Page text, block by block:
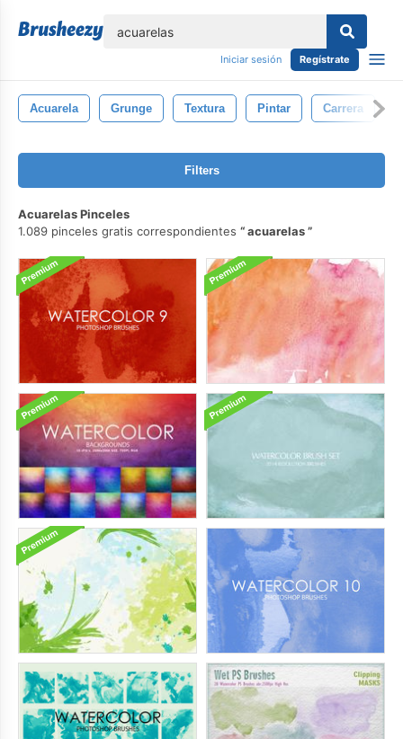
Iniciar sesión Regístrate
Acuarela Grunge Textura Pintar Carrera
Filters
Acuarelas Pinceles
1.089 pinceles gratis correspondientes
acuarelas